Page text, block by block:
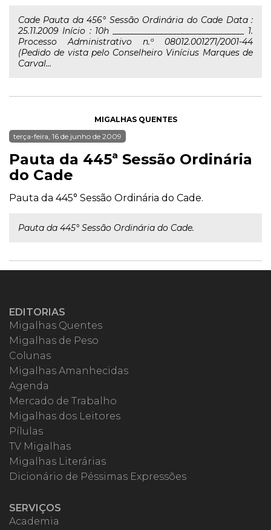
Cade Pauta da 456° Sessão Ordinária do Cade Data :
25.11.2009 Início : 10h _______________________________ 1.
Processo Administrativo n.º 08012.001271/2001-44
(Pedido de vista pelo Conselheiro Vinícius Marques de
Carval...
MIGALHAS QUENTES
terça-feira, 16 de junho de 2009
Pauta da 445ª Sessão Ordinária
do Cade
Pauta da 445° Sessão Ordinária do Cade.
Pauta da 445° Sessão Ordinária do Cade.
EDITORIAS
Migalhas Quentes
Migalhas de Peso
Colunas
Migalhas Amanhecidas
Agenda
Mercado de Trabalho
Migalhas dos Leitores
Pílulas
TV Migalhas
Migalhas Literárias
Dicionário de Péssimas Expressões
SERVIÇOS
Academia